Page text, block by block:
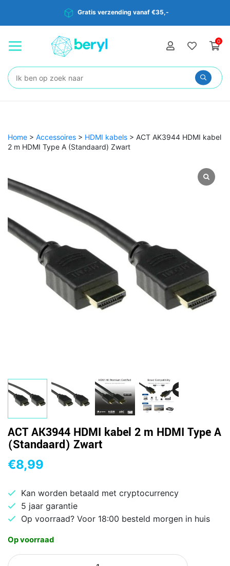
Gratis verzending vanaf €35,-
0
Zoeken:
Home > Accessoires > HDMI kabels > ACT AK3944 HDMI kabel
2 m HDMI Type A (Standaard) Zwart
ACT AK3944 HDMI kabel 2 m HDMI Type A
(Standaard) Zwart
€8,99
Kan worden betaald met cryptocurrency
5 jaar garantie
Op voorraad? Voor 18:00 besteld morgen in huis
Op voorraad
ACT